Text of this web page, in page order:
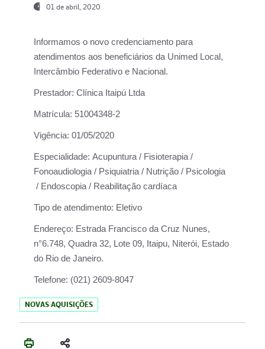
01 de abril, 2020
Informamos o novo credenciamento para
atendimentos aos beneficiários da Unimed Local,
Intercâmbio Federativo e Nacional.
Prestador: Clínica Itaipú Ltda
Matrícula: 51004348-2
Vigência: 01/05/2020
Especialidade: Acupuntura / Fisioterapia /
Fonoaudiologia / Psiquiatria / Nutrição / Psicologia
/ Endoscopia / Reabilitação cardíaca
Tipo de atendimento: Eletivo
Endereço: Estrada Francisco da Cruz Nunes,
n°6.748, Quadra 32, Lote 09, Itaipu, Niterói, Estado
do Rio de Janeiro.
Telefone: (021) 2609-8047
NOVAS AQUISIÇÕES